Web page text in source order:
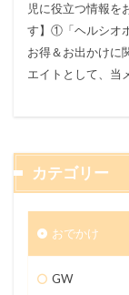
児に役立つ情報を
す】①「ヘルシオ
お得＆お出かけ
エイトとして、当
カテゴリー
おでかけ
GW